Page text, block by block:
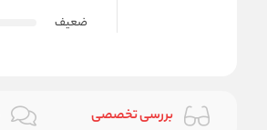
ضعیف
بررسی تخصصی